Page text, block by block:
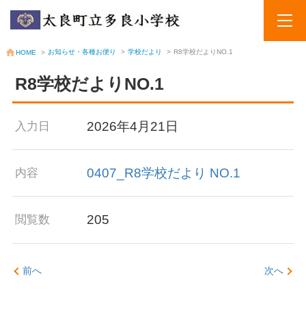
HOME > お知らせ・各種お便り > 学校だより > R8学校だよりNO.1
R8学校だよりNO.1
入力日 2026年4月21日
内容 0407_R8学校だより NO.1
閲覧数 205
前へ 次へ